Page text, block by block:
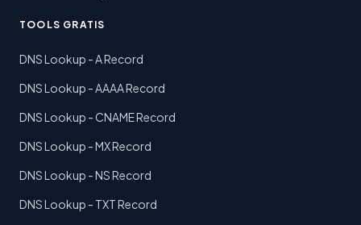
TOOLS GRATIS
DNS Lookup - A Record
DNS Lookup - AAAA Record
DNS Lookup - CNAME Record
DNS Lookup - MX Record
DNS Lookup - NS Record
DNS Lookup - TXT Record